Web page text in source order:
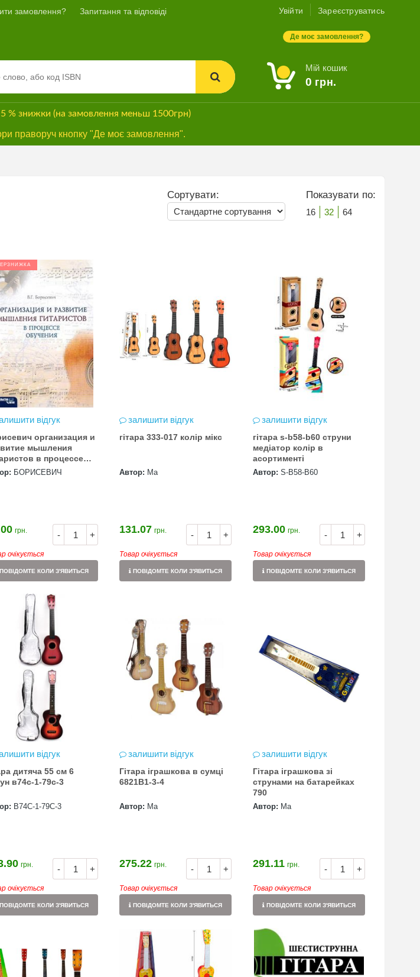
замовлення? Запитання та відповіді Увійти Зареєструватись
Де моє замовлення?
Мій кошик
0 грн.
5 % знижки (на замовлення меньш 1500грн)
праворуч кнопку "Де моє замовлення".
Сортувати: Показувати по:
16 32 64
відгук
организация и
мышления
в процессе
обучения книга купити ці
БОРИСЕВИЧ
- +
грн.
очікується
ПОВІДОМТЕ КОЛИ З'ЯВИТЬСЯ
залишити відгук
гітара 333-017 колір мікс
Автор: Ма
- +
131.07 грн.
Товар очікується
ПОВІДОМТЕ КОЛИ З'ЯВИТЬСЯ
залишити відгук
гітара s-b58-b60 струни
медіатор колір в
асортименті
Автор: S-B58-B60
- +
293.00 грн.
Товар очікується
ПОВІДОМТЕ КОЛИ З'ЯВИТЬСЯ
відгук
дитяча 55 см 6
в74с-1-79с-3
В74С-1-79С-3
- +
грн.
очікується
ПОВІДОМТЕ КОЛИ З'ЯВИТЬСЯ
залишити відгук
Гітара іграшкова в сумці
6821B1-3-4
Автор: Ма
- +
275.22 грн.
Товар очікується
ПОВІДОМТЕ КОЛИ З'ЯВИТЬСЯ
залишити відгук
Гітара іграшкова зі
струнами на батарейках
790
Автор: Ма
- +
291.11 грн.
Товар очікується
ПОВІДОМТЕ КОЛИ З'ЯВИТЬСЯ